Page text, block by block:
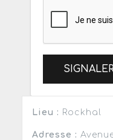
Lieu : Rockhal
Adresse :